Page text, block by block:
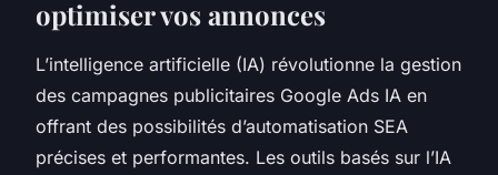
optimiser vos annonces
L’intelligence artificielle (IA) révolutionne la gestion
des campagnes publicitaires Google Ads IA en
offrant des possibilités d’automatisation SEA
précises et performantes. Les outils basés sur l’IA